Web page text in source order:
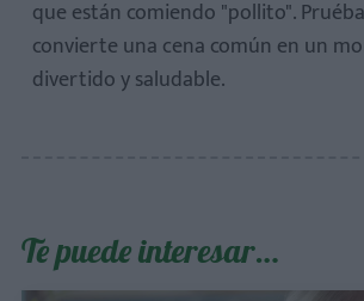
que están comiendo "pollito".
convierte una cena común en un
divertido y saludable.
Te puede interesar…